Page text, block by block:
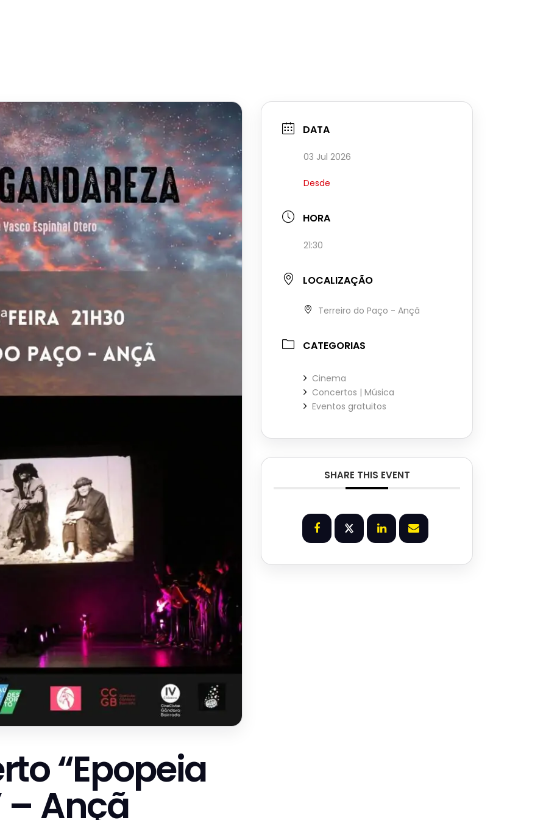
“Epopeia
– Ançã
DATA
03 Jul 2026
Desde
HORA
21:30
LOCALIZAÇÃO
Terreiro do Paço - Ançã
CATEGORIAS
Cinema
Concertos | Música
Eventos gratuitos
SHARE THIS EVENT